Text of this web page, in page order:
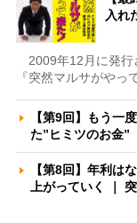
入れ
2009年12月に発行
『突然マルサがやっ
【第9回】もう一
た”ヒミツのお金
【第8回】年利は
上がっていく ｜